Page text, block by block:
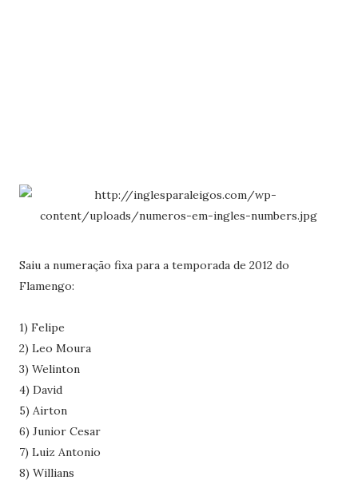
Saiu a numeração fixa para a temporada de 2012 do
Flamengo:
1) Felipe
2) Leo Moura
3) Welinton
4) David
5) Airton
6) Junior Cesar
7) Luiz Antonio
8) Willians